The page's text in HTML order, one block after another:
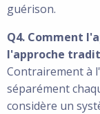
guérison.
Q4. Comment
l'approche
Contrairement à
séparément
considère un